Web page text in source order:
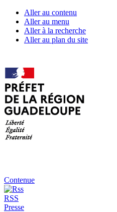
Aller au contenu
Aller au menu
Aller à la recherche
Aller au plan du site
Contenue
RSS
Presse